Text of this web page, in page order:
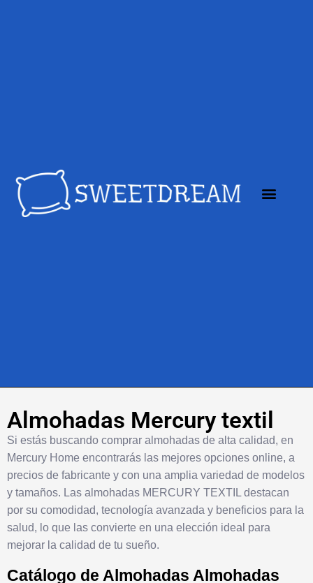
Almohadas Mercury textil
Si estás buscando comprar almohadas de alta calidad, en
Mercury Home encontrarás las mejores opciones online, a
precios de fabricante y con una amplia variedad de modelos
y tamaños. Las almohadas MERCURY TEXTIL destacan
por su comodidad, tecnología avanzada y beneficios para la
salud, lo que las convierte en una elección ideal para
mejorar la calidad de tu sueño.
Catálogo de Almohadas Almohadas